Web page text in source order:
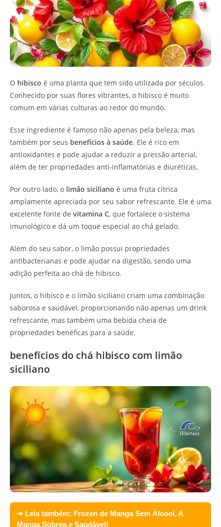
O hibisco é uma planta que tem sido utilizada por séculos.
Conhecido por suas flores vibrantes, o hibisco é muito
comum em várias culturas ao redor do mundo.
Esse ingrediente é famoso não apenas pela beleza, mas
também por seus benefícios à saúde. Ele é rico em
antioxidantes e pode ajudar a reduzir a pressão arterial,
além de ter propriedades anti-inflamatórias e diuréticas.
Por outro lado, o limão siciliano é uma fruta cítrica
amplamente apreciada por seu sabor refrescante. Ele é uma
excelente fonte de vitamina C, que fortalece o sistema
imunológico e dá um toque especial ao chá gelado.
Além do seu sabor, o limão possui propriedades
antibacterianas e pode ajudar na digestão, sendo uma
adição perfeita ao chá de hibisco.
Juntos, o hibisco e o limão siciliano criam uma combinação
saborosa e saudável, proporcionando não apenas um drink
refrescante, mas também uma bebida cheia de
propriedades benéficas para a saúde.
benefícios do chá hibisco com limão
siciliano
➜ Leia também: Frozen de Manga Sem Álcool, A
Manga Sobrea e Saudável!